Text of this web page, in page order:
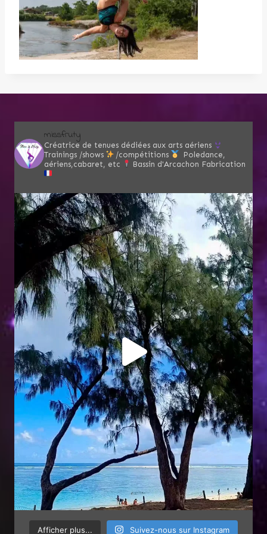
missfruty
Créatrice de tenues dédiées aux arts aériens
Trainings /shows
/compétitions
Poledance,
aériens,cabaret, etc
Bassin d'Arcachon Fabrication
Afficher plus... Suivez-nous sur Instagram